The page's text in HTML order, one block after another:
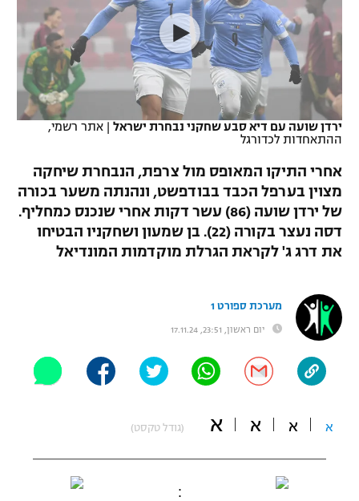
VOD
רץ ברשת
לוח שידורים
"מעל הליגה" – פודקאסט
"מחצית בשכונה" – פודקאסט
משתתפים וזוכים בפרסים
תקנון משתתפים וזוכים בפרסים
נבחרת ישראל
מכבי חיפה
בית"ר ירושלים
מכבי תל אביב
הפועל תל אביב
הפועל חיפה
הפועל באר שבע
בני יהודה
ליגה ספרדית
ליגה איטלקית
ליגה צרפתית
ליגה טורקית
ליגה סינית
ליגות נוספות
כדורסל נשים
מכבי תל אביב
הפועל חולון
הפועל ירושלים
דני אבדיה
יורוליג
יורוקאפ
טניס
כדוריד
כדורעף
ג'ודו
אגרוף
UFC
היאבקות WWE
ספורט מוטורי
ירדן שועה עם דיא סבע שחקני נבחרת ישראל | אתר רשמי,
ההתאחדות לכדורגל
אחרי התיקו המאופס מול צרפת, הנבחרת שיחקה
מצוין בערפל הכבד בבודפשט, ונהנתה משער בכורה
של ירדן שועה (86) עשר דקות אחרי שנכנס כמחליף.
דסה נעצר בקורה (22). בן שמעון ושחקניו הבטיחו
את דרג ג' לקראת הגרלת מוקדמות המונדיאל
מערכת ספורט 1
יום ראשון, 23:51, 17.11.24
א א א א (גודל טקסט)
: